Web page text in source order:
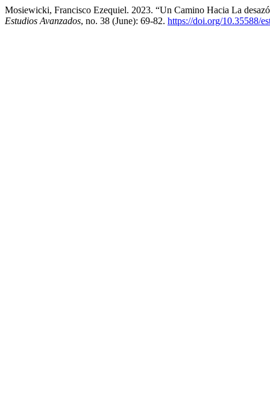
Mosiewicki, Francisco Ezequiel. 2023. “Un Camino Hacia La
Estudios Avanzados, no. 38 (June): 69-82. https://doi.org/10.35588/